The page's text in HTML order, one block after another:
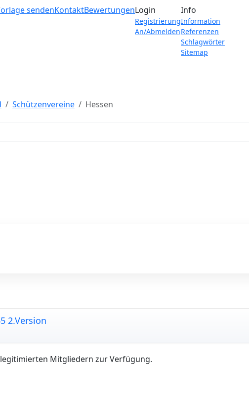
sendenKontaktBewertungenLogin
Registrierung
An/Abmelden
Info
Information
Referenzen
Schlagwörter
Sitemap
Schützenvereine Hessen
2.Version
Mitgliedern zur Verfügung.